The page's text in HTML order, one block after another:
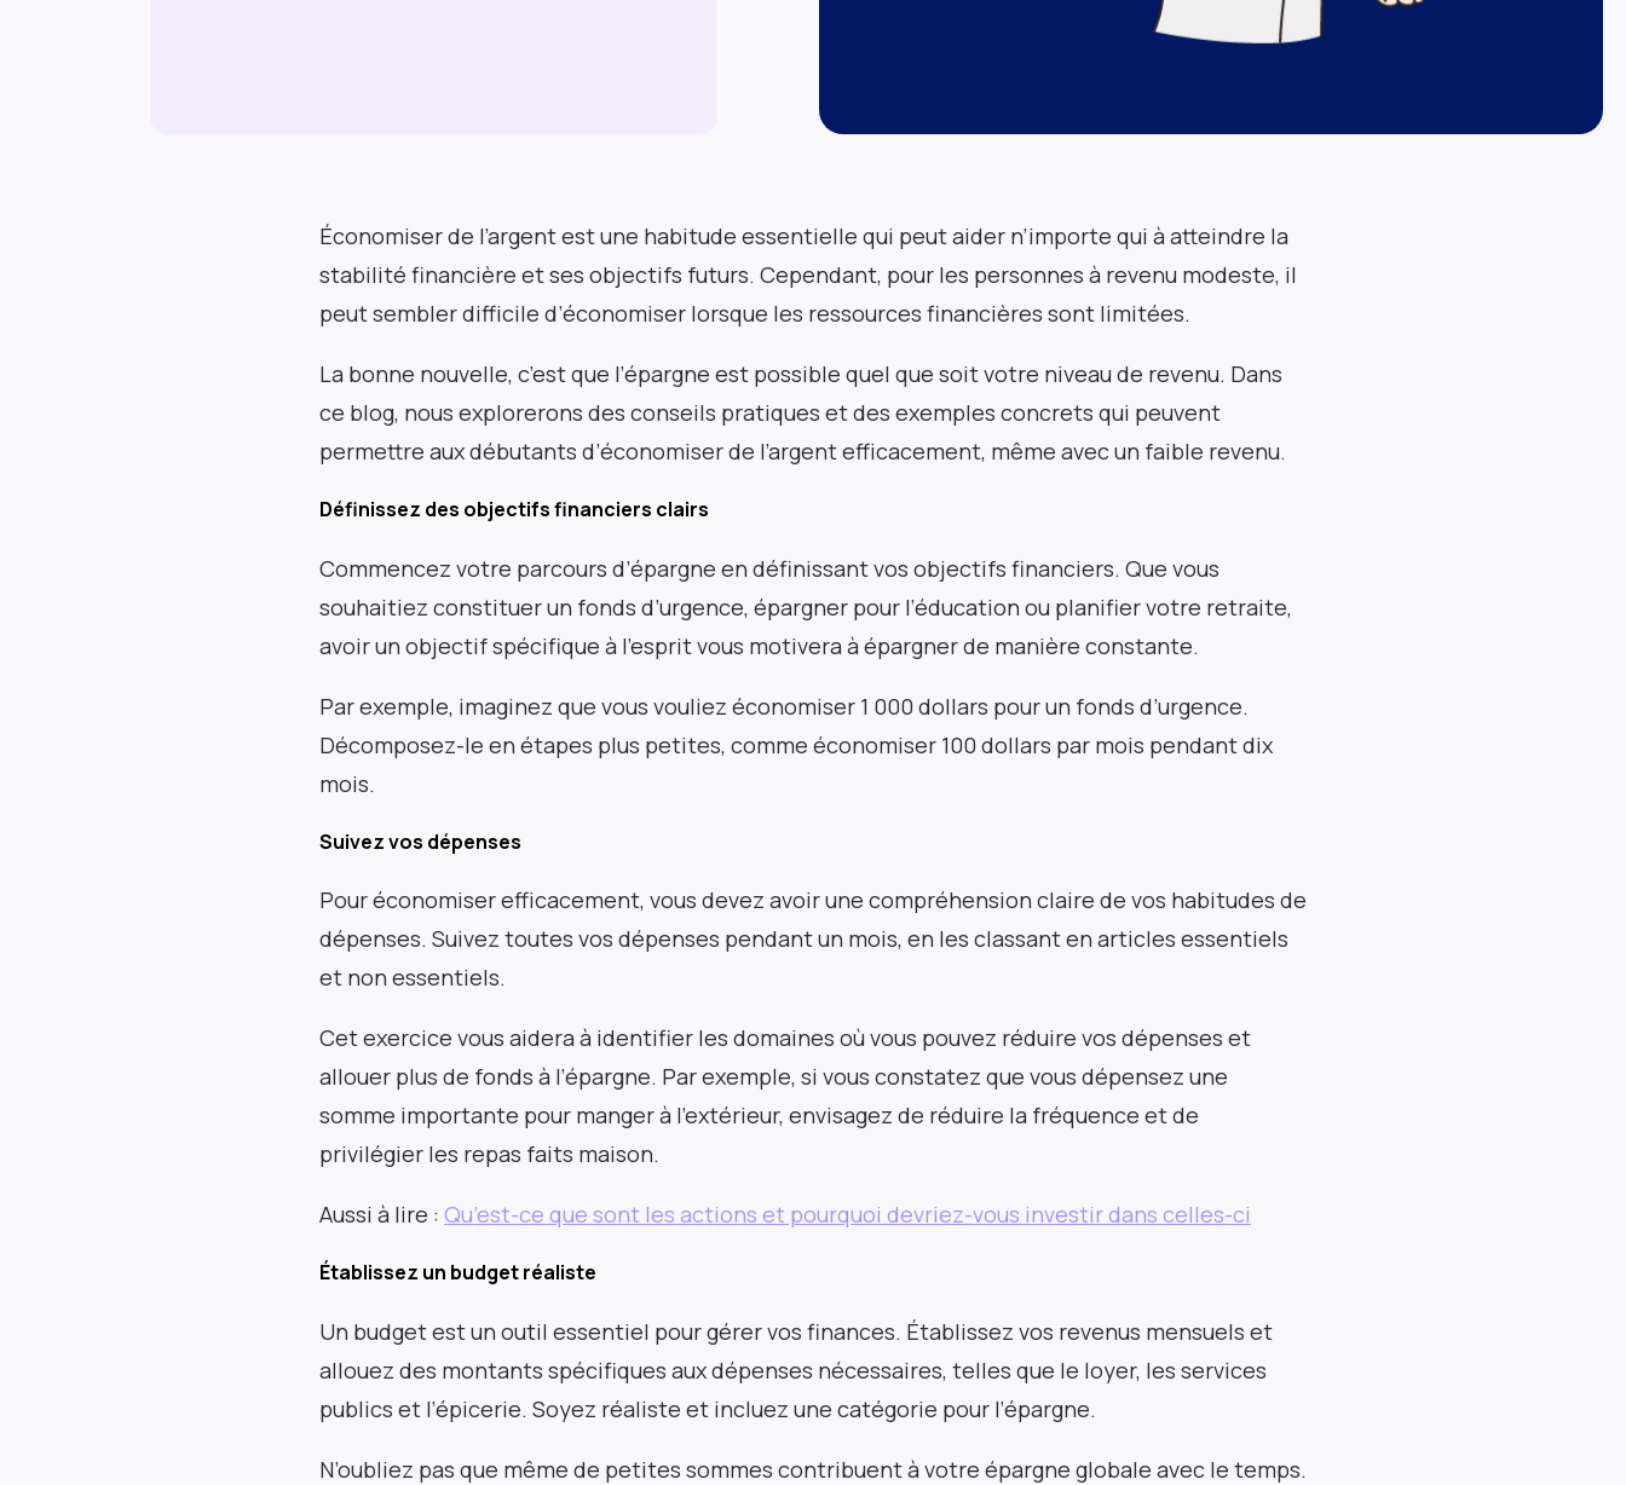
Économiser de l’argent est une habitude essentielle qui peut aider n’importe qui à atteindre la
stabilité financière et ses objectifs futurs. Cependant, pour les personnes à revenu modeste, il
peut sembler difficile d’économiser lorsque les ressources financières sont limitées.
La bonne nouvelle, c’est que l’épargne est possible quel que soit votre niveau de revenu. Dans
ce blog, nous explorerons des conseils pratiques et des exemples concrets qui peuvent
permettre aux débutants d’économiser de l’argent efficacement, même avec un faible revenu.
Définissez des objectifs financiers clairs
Commencez votre parcours d’épargne en définissant vos objectifs financiers. Que vous
souhaitiez constituer un fonds d’urgence, épargner pour l’éducation ou planifier votre retraite,
avoir un objectif spécifique à l’esprit vous motivera à épargner de manière constante.
Par exemple, imaginez que vous vouliez économiser 1 000 dollars pour un fonds d’urgence.
Décomposez-le en étapes plus petites, comme économiser 100 dollars par mois pendant dix
mois.
Suivez vos dépenses
Pour économiser efficacement, vous devez avoir une compréhension claire de vos habitudes de
dépenses. Suivez toutes vos dépenses pendant un mois, en les classant en articles essentiels
et non essentiels.
Cet exercice vous aidera à identifier les domaines où vous pouvez réduire vos dépenses et
allouer plus de fonds à l’épargne. Par exemple, si vous constatez que vous dépensez une
somme importante pour manger à l’extérieur, envisagez de réduire la fréquence et de
privilégier les repas faits maison.
Aussi à lire : Qu’est-ce que sont les actions et pourquoi devriez-vous investir dans celles-ci
Établissez un budget réaliste
Un budget est un outil essentiel pour gérer vos finances. Établissez vos revenus mensuels et
allouez des montants spécifiques aux dépenses nécessaires, telles que le loyer, les services
publics et l’épicerie. Soyez réaliste et incluez une catégorie pour l’épargne.
N’oubliez pas que même de petites sommes contribuent à votre épargne globale avec le temps.